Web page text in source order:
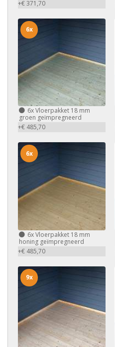
+€ 371,70
6xVloerpakket 18 mm
groen geïmpregneerd
+€ 485,70
6x
6xVloerpakket 18 mm
honing geïmpregneerd
+€ 485,70
6x
9x